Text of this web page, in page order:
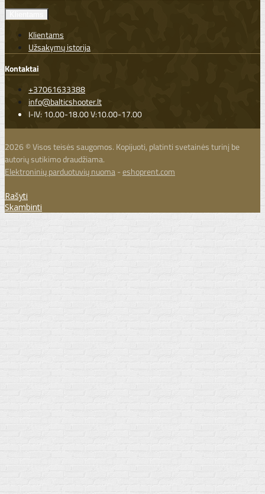
Klientams
Užsakymų istorija
Kontaktai
+37061633388
info@balticshooter.lt
I-IV: 10.00-18.00 V:10.00-17.00
2026 © Visos teisės saugomos. Kopijuoti, platinti svetainės turinį be
autorių sutikimo draudžiama.
Elektroninių parduotuvių nuoma-eshoprent.com
Rašyti
Skambinti